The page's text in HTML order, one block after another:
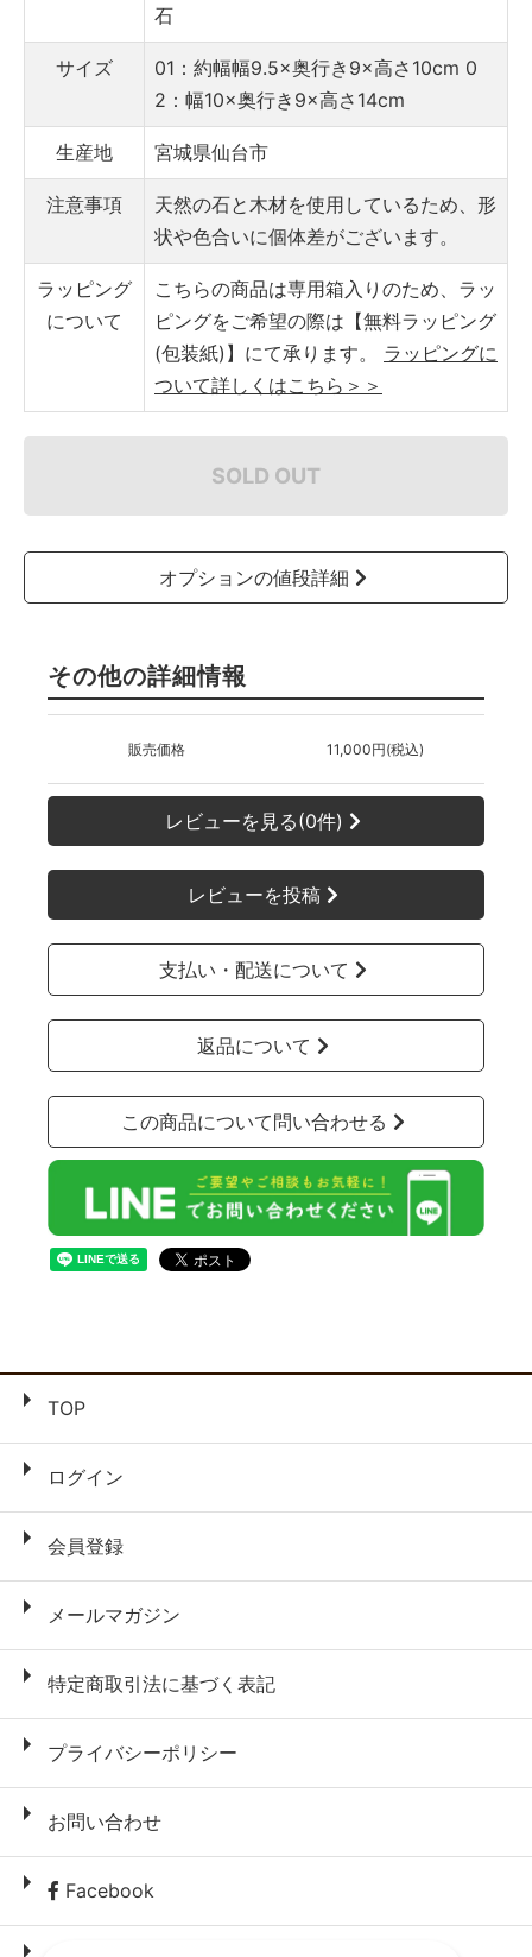
石
サイズ 01：約幅幅9.5×奥行き9×高さ10cm 0
2：幅10×奥行き9×高さ14cm
生産地 宮城県仙台市
注意事項
天然の石と木材を使用しているため、形
状や色合いに個体差がございます。
ラッピング
について
こちらの商品は専用箱入りのため、ラッ
ピングをご希望の際は【無料ラッピング
(包装紙)】にて承ります。
ラッピングに
ついて詳しくはこちら＞＞
SOLD OUT
オプションの値段詳細
その他の詳細情報
販売価格 11,000円(税込)
レビューを見る(0件)
レビューを投稿
支払い・配送について
返品について
この商品について問い合わせる
TOP
ログイン
会員登録
メールマガジン
特定商取引法に基づく表記
プライバシーポリシー
お問い合わせ
Facebook